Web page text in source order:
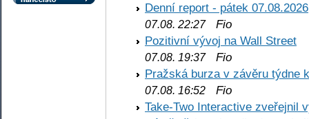
Denní report - pátek 07.08.2026
07.08. 22:27Fio
Pozitivní vývoj na Wall Street
07.08. 19:37Fio
Pražská burza v závěru týdne
07.08. 16:52 Fio
Take-Two Interactive zveřejnil